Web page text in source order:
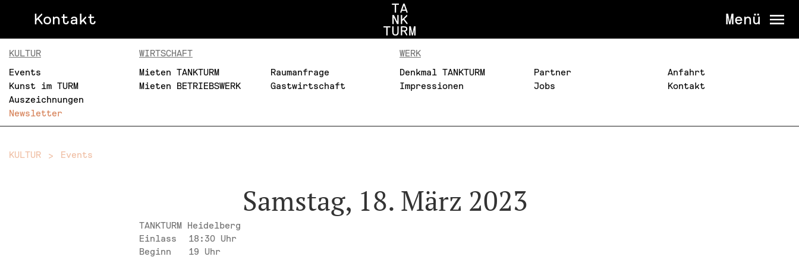
Kontakt Menü
KULTUR
Events
Kunst im TURM
Auszeichnungen
Newsletter
WIRTSCHAFT
Mieten TANKTURM
Mieten BETRIEBSWERK
Raumanfrage
Gastwirtschaft
WERK
Denkmal TANKTURM
Impressionen
Partner
Jobs
Anfahrt
Kontakt
KULTUR Events
Samstag, 18. März 2023
TANKTURM Heidelberg
Einlass
18:30 Uhr
Beginn
19 Uhr